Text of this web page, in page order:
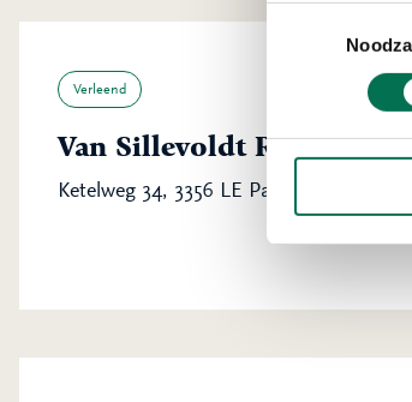
Verleend
Van Sillevoldt Rijst B.V.
Ketelweg 34, 3356 LE Papendrecht